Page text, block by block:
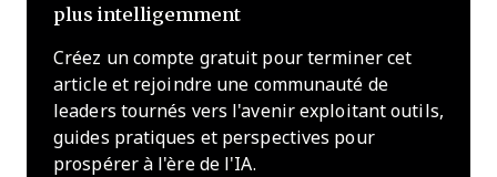
plus intelligemment
Créez un compte gratuit pour terminer cet
article et rejoindre une communauté de
leaders tournés vers l'avenir exploitant outils,
guides pratiques et perspectives pour
prospérer à l'ère de l'IA.